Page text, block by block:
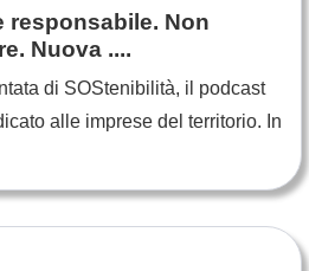
responsabile. Non
Nuova ....
di SOStenibilità, il podcast
alle imprese del territorio. In